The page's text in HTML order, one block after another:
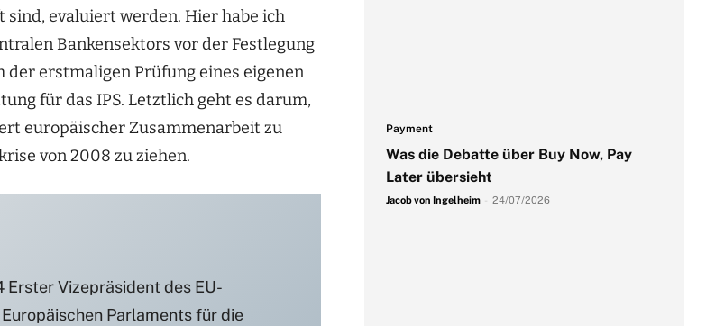
evaluiert werden. Hier habe ich
Bankensektors vor der Festlegung
erstmaligen Prüfung eines eigenen
für das IPS. Letztlich geht es darum,
europäischer Zusammenarbeit zu
von 2008 zu ziehen.
Erster Vizepräsident des EU-
Parlaments für die
Payment
Was die Debatte über Buy Now, Pay
Later übersieht
Jacob von Ingelheim 24/07/2026